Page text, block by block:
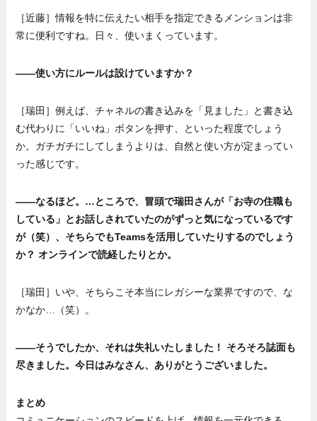
［近藤］情報を特に伝えたい相手を指定できるメンションは非
常に便利ですね。日々、使いまくっています。
——使い方にルールは設けていますか？
［瑞田］例えば、チャネルの書き込みを「見ました」と書き込
む代わりに「いいね」ボタンを押す、といった程度でしょう
か。ガチガチにしてしまうよりは、自然と使い方が定まってい
った感じです。
——なるほど。…ところで、冒頭で瑞田さんが「お寺の住職も
している」とお話しされていたのがずっと気になっているです
が（笑）、そちらでもTeamsを活用していたりするのでしょう
か？ オンラインで読経したりとか。
［瑞田］いや、そちらこそ本当にレガシーな業界ですので、な
かなか…（笑）。
——そうでしたか、それは失礼いたしました！ そろそろ誌面も
尽きました。今日はみなさん、ありがとうございました。
まとめ